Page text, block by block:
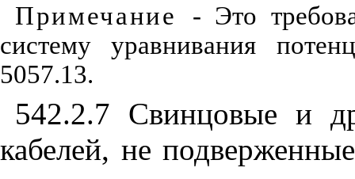
Примечание - Это тре
систему уравнивания потенц
5057.13.
542.2.7 Свинцовые и
кабелей, не